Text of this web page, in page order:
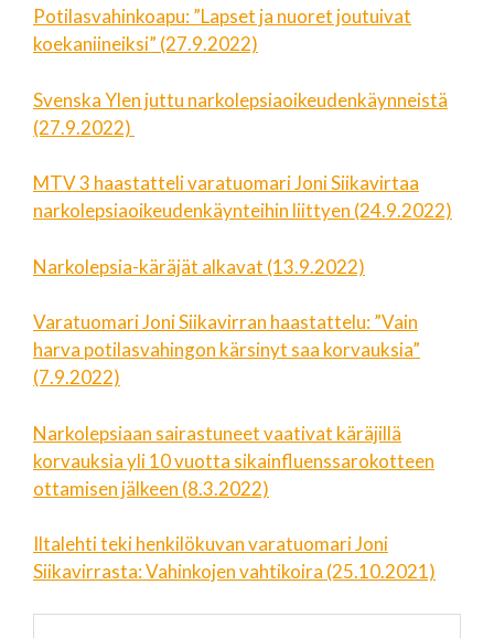
Potilasvahinkoapu: ”Lapset ja nuoret joutuivat
koekaniineiksi” (27.9.2022)
Svenska Ylen juttu narkolepsiaoikeudenkäynneistä
(27.9.2022)
MTV 3 haastatteli varatuomari Joni Siikavirtaa
narkolepsiaoikeudenkäynteihin liittyen (24.9.2022)
Narkolepsia-käräjät alkavat (13.9.2022)
Varatuomari Joni Siikavirran haastattelu: ”Vain
harva potilasvahingon kärsinyt saa korvauksia”
(7.9.2022)
Narkolepsiaan sairastuneet vaativat käräjillä
korvauksia yli 10 vuotta sikainfluenssa­rokotteen
ottamisen jälkeen (8.3.2022)
Iltalehti teki henkilökuvan varatuomari Joni
Siikavirrasta: Vahinkojen vahtikoira (25.10.2021)